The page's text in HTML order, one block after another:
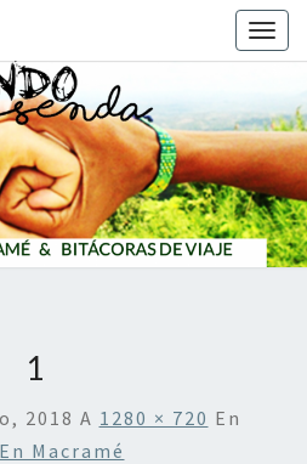
1
2018 A 1280 × 720 En
Macramé